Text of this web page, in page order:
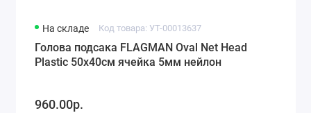
На складе Код товара: УТ-00013637
Голова подсака FLAGMAN Oval Net Head
Plastic 50x40см ячейка 5мм нейлон
960.00р.